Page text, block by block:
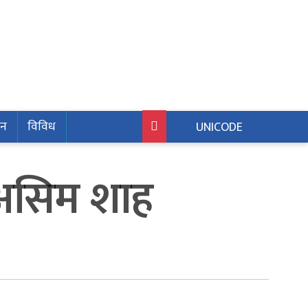
विविध UNICODE
शाह